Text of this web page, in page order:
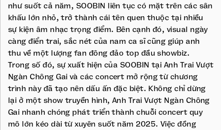
như suốt cả năm, SOOBIN liên tục có mặt trên các sân
khấu lớn nhỏ, trở thành cái tên quen thuộc tại nhiều
sự kiện âm nhạc trọng điểm. Bên cạnh đó, visual ngày
càng điển trai, sắc nét của nam ca sĩ cũng giúp anh
thu về một lượng fan đông đảo top đầu showbiz.
Trong số đó, sự xuất hiện của SOOBIN tại Anh Trai Vượt
Ngàn Chông Gai và các concert mở rộng từ chương
trình này đã tạo nên dấu ấn đặc biệt. Không chỉ dừng
lại ở một show truyền hình, Anh Trai Vượt Ngàn Chông
Gai nhanh chóng phát triển thành chuỗi concert quy
mô lớn kéo dài từ xuyên suốt năm 2025. Việc đồng